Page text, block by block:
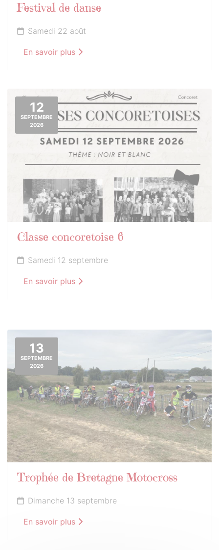
Festival de danse
Samedi 22 août
En savoir plus
12
SEPTEMBRE
2026
Classe concoretoise 6
Samedi 12 septembre
En savoir plus
13
SEPTEMBRE
2026
Trophée de Bretagne Motocross
Dimanche 13 septembre
En savoir plus